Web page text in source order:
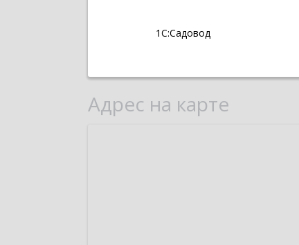
1С:Садовод
Адрес на карте